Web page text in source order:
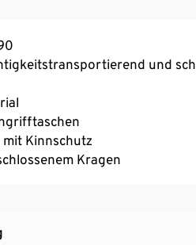
und
Kinnschutz
Kragen